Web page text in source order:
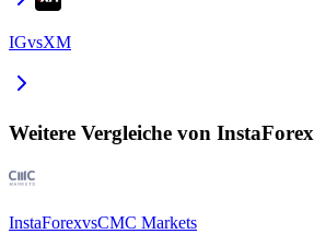
IGvsXM
Weitere Vergleiche von InstaForex
InstaForexvsCMC Markets